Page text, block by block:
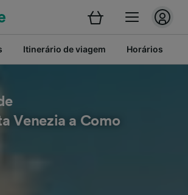
Itinerário de viagem Horários
Venezia a Como